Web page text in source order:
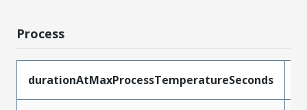
Process
durationAtMaxProcessTemperatureSeconds